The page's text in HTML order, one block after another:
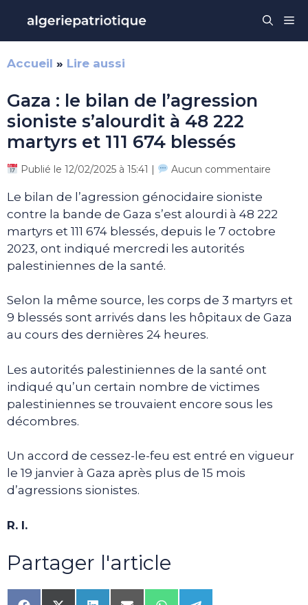
contenu
Accueil » Lire aussi
Gaza : le bilan de l’agression
sioniste s’alourdit à 48 222
martyrs et 111 674 blessés
Publié le 12/02/2025 à 15:41 | Aucun commentaire
Le bilan de l’agression génocidaire sioniste
contre la bande de Gaza s’est alourdi à 48 222
martyrs et 111 674 blessés, depuis le 7 octobre
2023, ont indiqué mercredi les autorités
palestiniennes de la santé.
Selon la même source, les corps de 3 martyrs et
9 blessés sont arrivés dans les hôpitaux de Gaza
au cours des dernières 24 heures.
Les autorités palestiniennes de la santé ont
indiqué qu’un certain nombre de victimes
palestiniennes se trouvaient encore sous les
décombres.
Un accord de cessez-le-feu est entré en vigueur
le 19 janvier à Gaza après plus de 15 mois
d’agressions sionistes.
R. I.
Partager l'article